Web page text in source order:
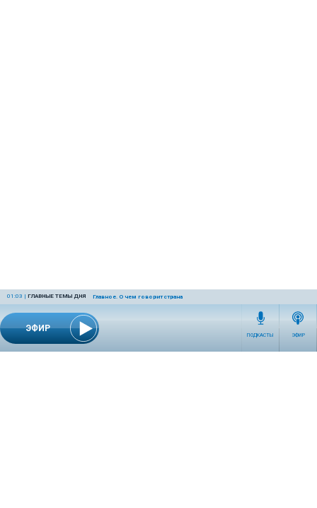
ЭФИР
01:03 | ГЛАВНЫЕ ТЕМЫ ДНЯ Главное. О чем говорит страна
ПОДКАСТЫ ЭФИР